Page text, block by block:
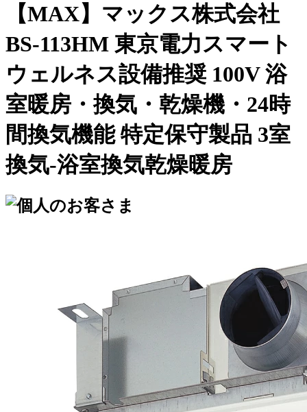
【MAX】マックス株式会社
BS-113HM 東京電力スマート
ウェルネス設備推奨 100V 浴
室暖房・換気・乾燥機・24時
間換気機能 特定保守製品 3室
換気-浴室換気乾燥暖房